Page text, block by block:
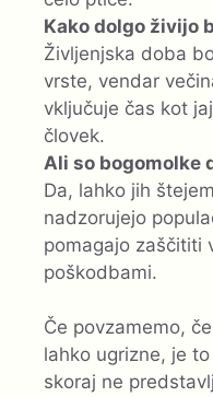
Kako dolgo živijo
Življenjska doba
vrste, vendar
vključuje čas kot
človek.
Ali so bogomolke
Da, lahko jih
nadzorujejo
pomagajo zaščititi
poškodbami.
Če povzamemo,
lahko ugrizne, je
skoraj ne